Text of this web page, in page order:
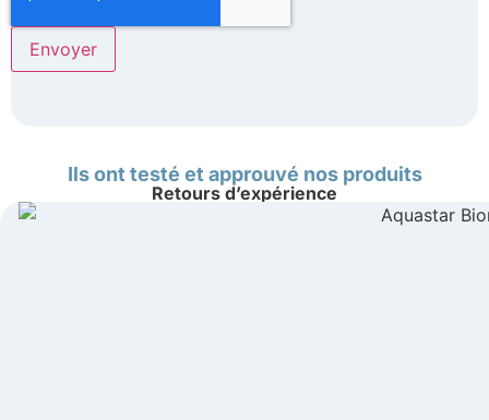
Ils ont testé et approuvé nos produits
Retours d’expérience